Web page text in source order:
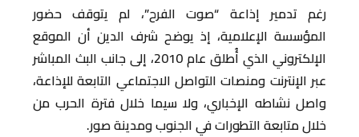
رغم تدمير إذاعة “صوت الفرح”، لم يتوقف حضور
المؤسسة الإعلامية، إذ يوضح شرف الدين أن الموقع
الإلكتروني الذي أُطلق عام 2010، إلى جانب البث المباشر
عبر الإنترنت ومنصات التواصل الاجتماعي التابعة للإذاعة،
واصل نشاطه الإخباري، ولا سيما خلال فترة الحرب من
خلال متابعة التطورات في الجنوب ومدينة صور.